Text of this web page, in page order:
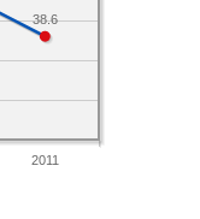
2011
38.6